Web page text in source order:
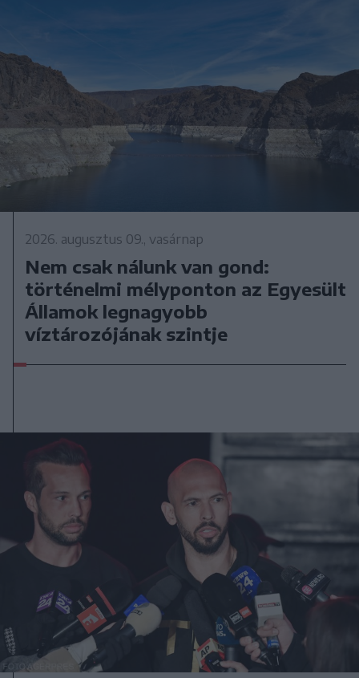
2026. augusztus 09., vasárnap
Nem csak nálunk van gond:
történelmi mélyponton az Egyesült
Államok legnagyobb
víztározójának szintje